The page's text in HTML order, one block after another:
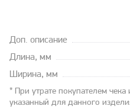
Доп. описание
Длина, мм
Ширина, мм
* При утрате покупателем чека
указанный для данного